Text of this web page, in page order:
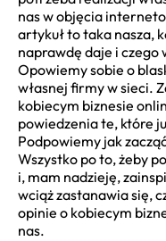
nas w objęcia
artykuł to taka nasza,
naprawdę daje i czego
Opowiemy sobie o
własnej firmy w sieci.
kobiecym biznesie
powiedzenia te, które
Podpowiemy jak
Wszystko po to, żeby
i, mam nadzieję,
wciąż zastanawia się,
opinie o kobiecym
nas.